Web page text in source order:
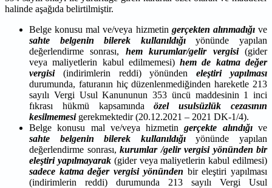
halinde aşağıda belirtilmiştir.
Belge konusu mal ve/veya hizmetin gerçekten alınmadığıve
sahte belgenin bilerek kullanıldığıyönünde yapılan
değerlendirme sonrası, hem kurumlar/gelir vergisi(gider
veya maliyetlerin kabul edilmemesi)hem de katma değer
vergisi(indirimlerin reddi) yönündeneleştiri yapılması
durumunda, faturanın hiç düzenlenmediğinden hareketle 213
sayılı Vergi Usul Kanununun 353 üncü maddesinin 1 inci
fıkrası hükmü kapsamındaözel usulsüzlük cezasının
kesilmemesigerekmektedir (20.12.2021 – 2021 DK-1/4).
Belge konusu mal ve/veya hizmetingerçekte alındığıve
sahte belgenin bilerek kullanıldığıyönünde yapılan
değerlendirme sonrası, kurumlar /gelir vergisi yönünden bir
eleştiri yapılmayarak(gider veya maliyetlerin kabul edilmesi)
sadece katma değer vergisi yönünden bir eleştiri yapılması
(indirimlerin reddi) durumunda 213 sayılı Vergi Usul